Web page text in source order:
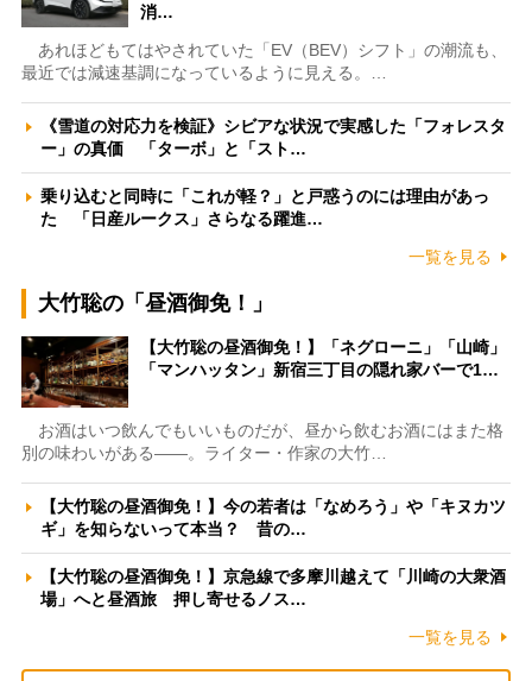
消…
あれほどもてはやされていた「EV（BEV）シフト」の潮流も、
最近では減速基調になっているように見える。…
《雪道の対応力を検証》シビアな状況で実感した「フォレスタ
ー」の真価 「ターボ」と「スト…
乗り込むと同時に「これが軽？」と戸惑うのには理由があっ
た 「日産ルークス」さらなる躍進…
一覧を見る
大竹聡の「昼酒御免！」
【大竹聡の昼酒御免！】「ネグローニ」「山崎」
「マンハッタン」新宿三丁目の隠れ家バーで1…
お酒はいつ飲んでもいいものだが、昼から飲むお酒にはまた格
別の味わいがある――。ライター・作家の大竹…
【大竹聡の昼酒御免！】今の若者は「なめろう」や「キヌカツ
ギ」を知らないって本当？ 昔の…
【大竹聡の昼酒御免！】京急線で多摩川越えて「川崎の大衆酒
場」へと昼酒旅 押し寄せるノス…
一覧を見る